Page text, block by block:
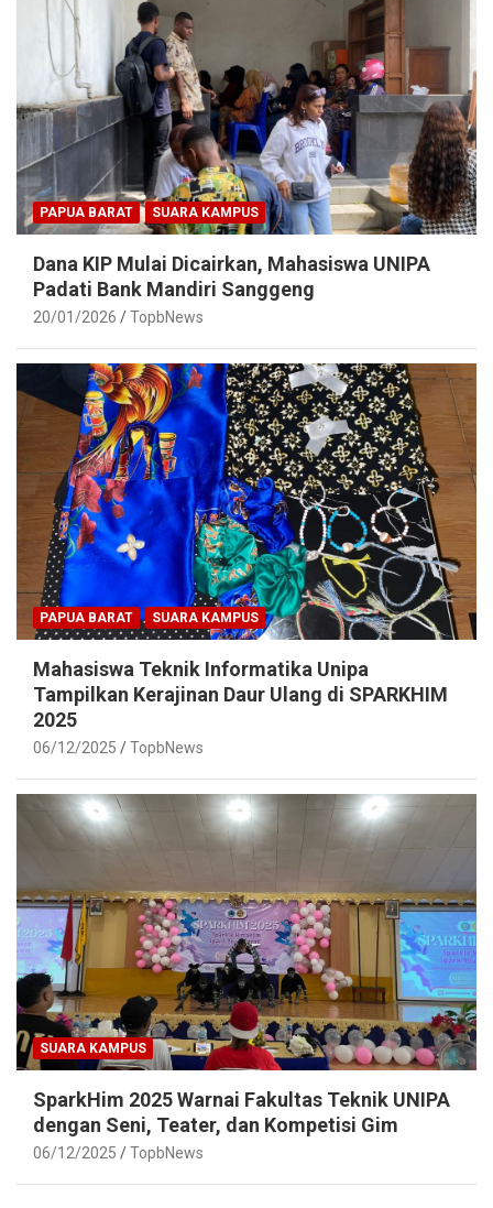
PAPUA BARAT SUARA KAMPUS
Dana KIP Mulai Dicairkan, Mahasiswa UNIPA
Padati Bank Mandiri Sanggeng
20/01/2026 TopbNews
PAPUA BARAT SUARA KAMPUS
Mahasiswa Teknik Informatika Unipa
Tampilkan Kerajinan Daur Ulang di SPARKHIM
2025
06/12/2025 TopbNews
SUARA KAMPUS
SparkHim 2025 Warnai Fakultas Teknik UNIPA
dengan Seni, Teater, dan Kompetisi Gim
06/12/2025 TopbNews